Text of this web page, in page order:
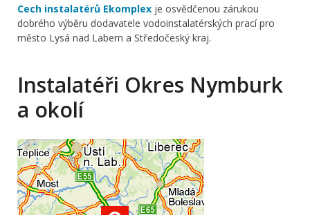
Cech instalatérů Ekomplex je osvědčenou zárukou
dobrého výběru dodavatele vodoinstalatérských prací pro
město Lysá nad Labem a Středočeský kraj.
Instalatéři Okres Nymburk
a okolí